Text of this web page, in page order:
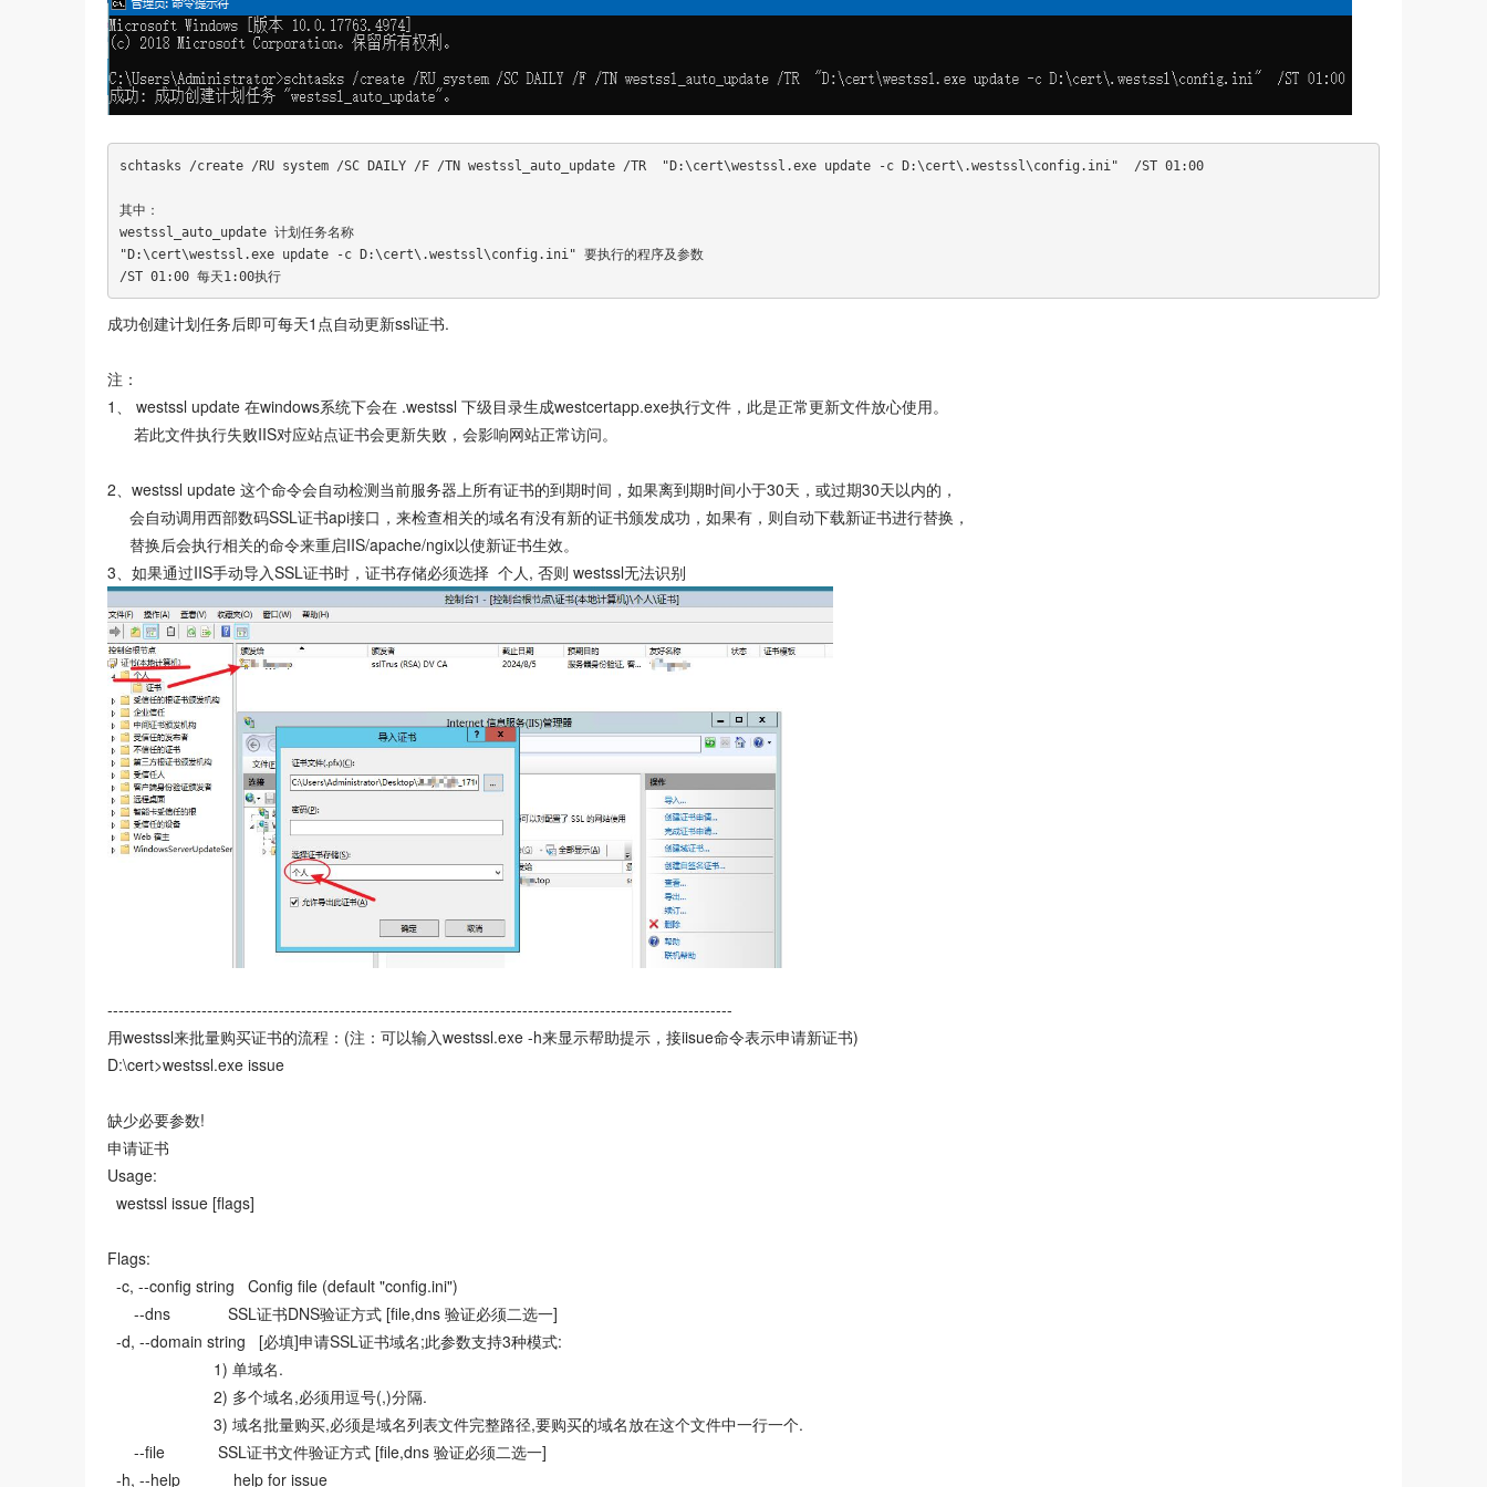
schtasks /create /RU system /SC DAILY /F /TN westssl_auto_update /TR  "D:\cert\westssl.exe update -c D:\cert\.westssl\config.ini"  /ST 01:00
其中：
westssl_auto_update 计划任务名称
"D:\cert\westssl.exe update -c D:\cert\.westssl\config.ini" 要执行的程序及参数
/ST 01:00 每天1:00执行
成功创建计划任务后即可每天1点自动更新ssl证书.
注：
1、 westssl update 在windows系统下会在 .westssl 下级目录生成westcertapp.exe执行文件，此是正常更新文件放心使用。
若此文件执行失败IIS对应站点证书会更新失败，会影响网站正常访问。
2、westssl update 这个命令会自动检测当前服务器上所有证书的到期时间，如果离到期时间小于30天，或过期30天以内的，
会自动调用西部数码SSL证书api接口，来检查相关的域名有没有新的证书颁发成功，如果有，则自动下载新证书进行替换，
替换后会执行相关的命令来重启IIS/apache/ngix以使新证书生效。
3、如果通过IIS手动导入SSL证书时，证书存储必须选择 个人, 否则 westssl无法识别
-----------------------------------------------------------------------------------------------------------------
用westssl来批量购买证书的流程：(注：可以输入westssl.exe -h来显示帮助提示，接iisue命令表示申请新证书)
D:\cert>westssl.exe issue
缺少必要参数!
申请证书
Usage:
westssl issue [flags]
Flags:
-c, --config string Config file (default "config.ini")
--dns SSL证书DNS验证方式 [file,dns 验证必须二选一]
-d, --domain string [必填]申请SSL证书域名;此参数支持3种模式:
1) 单域名.
2) 多个域名,必须用逗号(,)分隔.
3) 域名批量购买,必须是域名列表文件完整路径,要购买的域名放在这个文件中一行一个.
--file SSL证书文件验证方式 [file,dns 验证必须二选一]
-h, --help help for issue